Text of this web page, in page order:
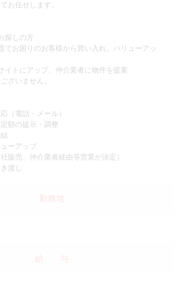
お任せします。
探しの方
でお困りのお客様から買い入れ、バリューアッ
イトにアップ、仲介業者に物件を提案
ざいません。
（電話・メール）
額の提示・調整
ーアップ
販売、仲介業者経由等営業が決定）
渡し
勤務地
給 与